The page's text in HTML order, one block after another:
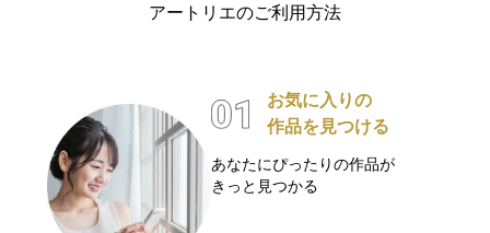
アートリエのご利用方法
お気に入りの
作品を見つける
あなたにぴったりの作品が
きっと見つかる